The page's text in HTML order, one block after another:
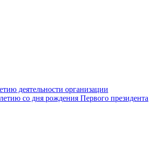
деятельности организации
со дня рождения Первого президента